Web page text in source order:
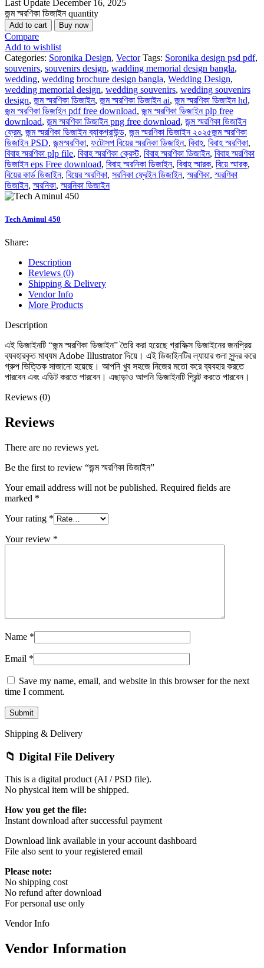
Last Update
December 16, 2025
জন্ম স্মরণিকা ডিজাইন quantity
Add to cart Buy now
Compare
Add to wishlist
Categories: Soronika Design, Vector Tags: Soronika design psd pdf,
souvenirs, souvenirs design, wadding memorial design bangla,
wedding, wedding brochure design bangla, Wedding Design,
wedding memorial design, wedding souvenirs, wedding souvenirs
design, জন্ম স্মরণিকা ডিজাইন, জন্ম স্মরণিকা ডিজাইন ai, জন্ম স্মরণিকা ডিজাইন hd,
জন্ম স্মরণিকা ডিজাইন pdf free download, জন্ম স্মরণিকা ডিজাইন plp free
download, জন্ম স্মরণিকা ডিজাইন png free download, জন্ম স্মরণিকা ডিজাইন
ফ্রেম, জন্ম স্মরণিকা ডিজাইন ব্যাকগ্রাউন্ড, জন্ম স্মরণিকা ডিজাইন ২০২৫জন্ম স্মরণিকা
ডিজাইন PSD, জন্মস্মরণিকা, ফটোসপ বিয়ের স্মরনিকা ডিজাইন, বিবাহ, বিবাহ স্মরণিকা,
বিবাহ স্মরণিকা plp file, বিবাহ স্মরণিকা ক্রেস্ট, বিবাহ স্মরণিকা ডিজাইন, বিবাহ স্মরণিকা
ডিজাইন eps Free download, বিবাহ স্মরনিকা ডিজাইন, বিবাহ স্মারক, বিয়ে স্মারক,
বিয়ের কার্ড ডিজাইন, বিয়ের স্মরণিকা, সরনিকা ফ্রেইন ডিজাইন, স্মরণিকা, স্মরণিকা
ডিজাইন, স্মরনিকা, স্মরনিকা ডিজাইন
Tech Aminul 450
Share:
Description
Reviews (0)
Shipping & Delivery
Vendor Info
More Products
Description
এই ডিজাইনটি “জন্ম স্মরণিকা ডিজাইন” তৈরি করা হয়েছে গ্রাফিক্স ডিজাইনের জনপ্রিয়
ব্যবহারকৃত মাধ্যম Adobe Illustrator দিয়ে। এই ডিজাইনটির ল্যায়ার গুলা সুন্দর করে
গ্রুপ ভিত্তিক সাজানো হয়েছে। আপনি খুব সহজে নিজের মতো করে ব্যবহার করতে
পারবেন এবং এডিট করতে পারবেন। এছাড়াও আপনি ডিজাইনটি প্রিন্ট করতে পারবেন।
Reviews (0)
Reviews
There are no reviews yet.
Be the first to review “জন্ম স্মরণিকা ডিজাইন”
Your email address will not be published. Required fields are
marked *
Your rating *
Your review *
Name *
Email *
Save my name, email, and website in this browser for the next
time I comment.
Shipping & Delivery
📁 Digital File Delivery
This is a digital product (AI / PSD file).
No physical item will be shipped.
How you get the file:
Instant download after successful payment
Download link available in your account dashboard
File also sent to your registered email
Please note:
No shipping cost
No refund after download
For personal use only
Vendor Info
Vendor Information